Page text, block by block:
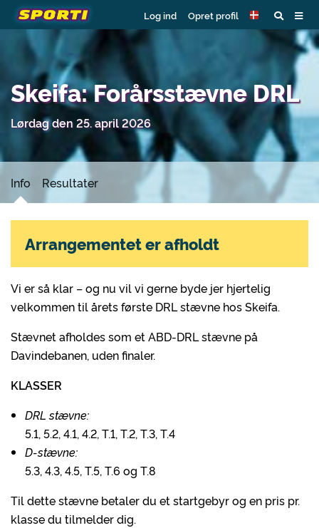
Log ind Opret profil
Skeifa: Forårsstævne DRL
Lørdag den 25. april 2026
Info Resultater
Vi er så klar – og nu vil vi gerne byde jer hjertelig
velkommen til årets første DRL stævne hos Skeifa.
Stævnet afholdes som et ABD-DRL stævne på
Davindebanen, uden finaler.
KLASSER
DRL stævne:
5.1, 5.2, 4.1, 4.2, T.1, T.2, T.3, T.4
D-stævne:
5.3, 4.3, 4.5, T.5, T.6 og T.8
Til dette stævne betaler du et startgebyr og en pris pr.
klasse du tilmelder dig.
Arrangementet er afholdt